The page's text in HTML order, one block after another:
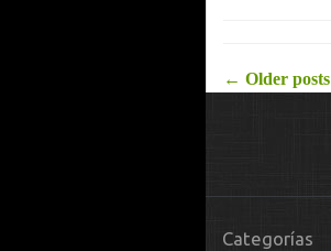
Posts
← Older posts
Categorías